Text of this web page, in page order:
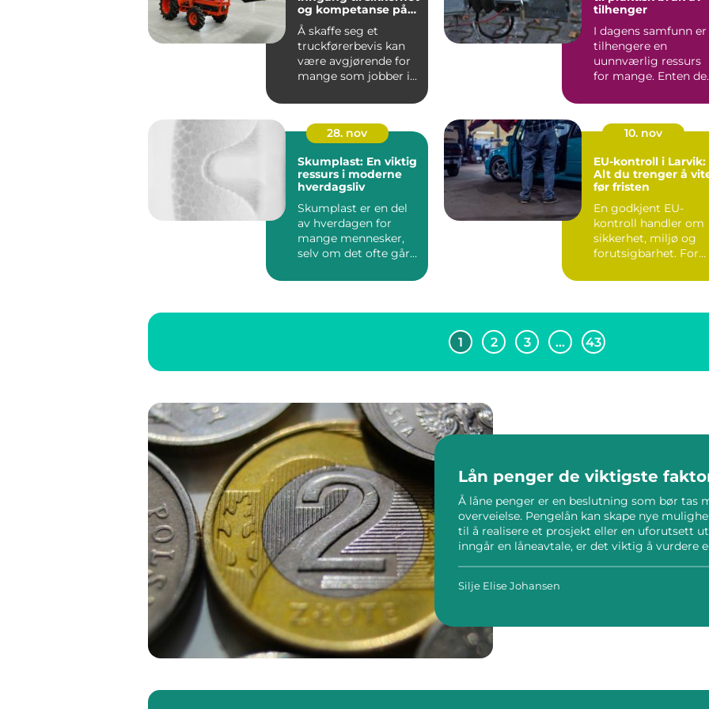
og kompetanse på
arbeidsplassen
Å skaffe seg et
truckførerbevis kan
være avgjørende for
mange som jobber i...
tilhenger
I dagens samfunn er
tilhengere en
uunnværlig ressurs
for mange. Enten
28. nov
Skumplast: En viktig
ressurs i moderne
hverdagsliv
Skumplast er en del
av hverdagen for
mange mennesker,
selv om det ofte går
a...
10. nov
EU-kontroll i Larvik:
Alt du trenger å
før fristen
En godkjent EU-
kontroll handler om
sikkerhet, miljø og
forutsigbarhet. For
1 2 3 … 43
Lån penger de viktigste
Å låne penger er en beslutning som bør
overveielse. Pengelån kan skape nye
til å realisere et prosjekt eller en uforutsett
inngår en låneavtale, er det viktig å vurdere
Silje Elise Johansen